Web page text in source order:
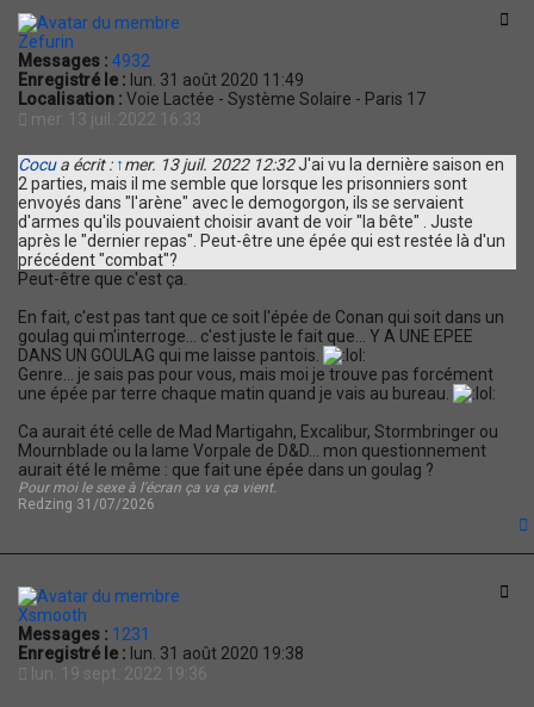
Zefurin
Messages : 4932
Enregistré le : lun. 31 août 2020 11:49
Localisation : Voie Lactée - Système Solaire - Paris 17
mer. 13 juil. 2022 16:33
Cocua écrit : ↑mer. 13 juil. 2022 12:32J'ai vu la dernière saison en
2 parties, mais il me semble que lorsque les prisonniers sont
envoyés dans "l'arène" avec le demogorgon, ils se servaient
d'armes qu'ils pouvaient choisir avant de voir "la bête" . Juste
après le "dernier repas". Peut-être une épée qui est restée là d'un
précédent "combat"?
Peut-être que c'est ça.
En fait, c'est pas tant que ce soit l'épée de Conan qui soit dans un
goulag qui m'interroge... c'est juste le fait que... Y A UNE EPEE
DANS UN GOULAG qui me laisse pantois.
Genre... je sais pas pour vous, mais moi je trouve pas forcément
une épée par terre chaque matin quand je vais au bureau.
Ca aurait été celle de Mad Martigahn, Excalibur, Stormbringer ou
Mournblade ou la lame Vorpale de D&D... mon questionnement
aurait été le même : que fait une épée dans un goulag ?
Pour moi le sexe à l'écran ça va ça vient.
Redzing 31/07/2026
Xsmooth
Messages : 1231
Enregistré le : lun. 31 août 2020 19:38
lun. 19 sept. 2022 19:36